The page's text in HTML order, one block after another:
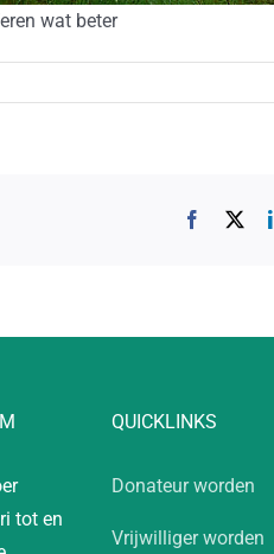
wat beter
Facebook
tot en
QUICKLINKS
Donateur worden
Vrijwilliger worden